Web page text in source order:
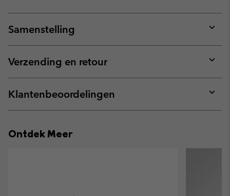
Samenstelling
or
Verzending en retour
or
Klantenbeoordelingen
or
Ontdek Meer